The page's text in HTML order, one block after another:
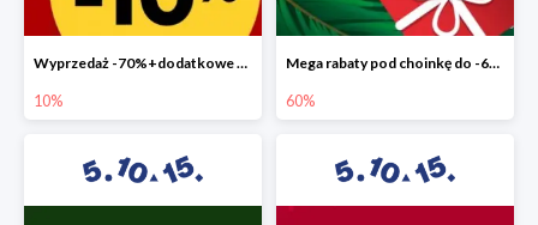
Wyprzedaż -70%+dodatkowe 10%
10%
Mega rabaty pod choinkę do -60%
60%